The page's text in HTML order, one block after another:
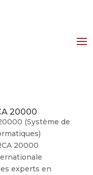
20000
(Système de
20000
experts en